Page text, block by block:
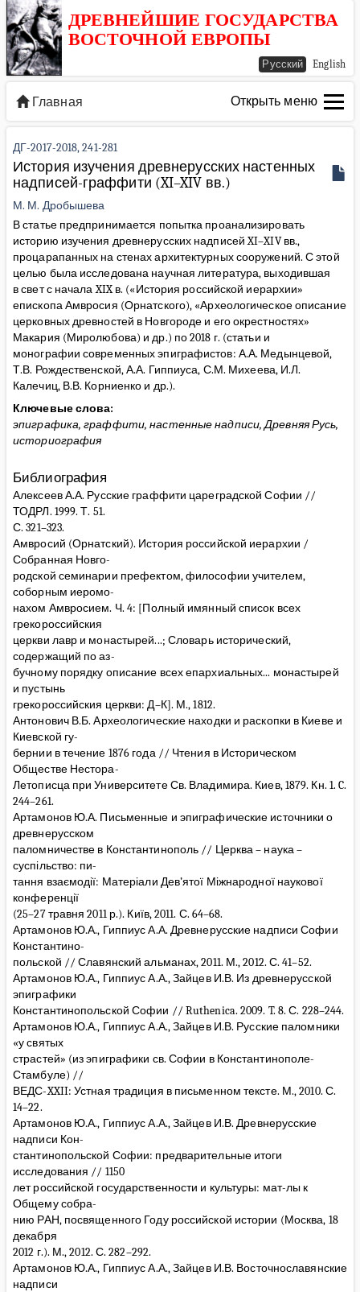
ДРЕВНЕЙШИЕ ГОСУДАРСТВА
ВОСТОЧНОЙ ЕВРОПЫ
Русский English
Главная Открыть меню
ДГ-2017-2018, 241-281
История изучения древнерусских настенных
надписей-граффити (XI–XIV вв.)
М. М. Дробышева
В статье предпринимается попытка проанализировать
историю изучения древнерусских надписей XI–XIV вв.,
процарапанных на стенах архитектурных сооружений. С этой
целью была исследована научная литература, выходившая
в свет с начала XIX в. («История российской иерархии»
епископа Амвросия (Орнатского), «Археологическое описание
церковных древностей в Новгороде и его окрестностях»
Макария (Миролюбова) и др.) по 2018 г. (статьи и
монографии современных эпиграфистов: А.А. Медынцевой,
Т.В. Рождественской, А.А. Гиппиуса, С.М. Михеева, И.Л.
Калечиц, В.В. Корниенко и др.).
Ключевые слова:
эпиграфика, граффити, настенные надписи, Древняя Русь,
историография
Библиография
Алексеев А.А. Русские граффити цареградской Софии //
ТОДРЛ. 1999. Т. 51.
С. 321–323.
Амвросий (Орнатский). История российской иерархии /
Собранная Новго-
родской семинарии префектом, философии учителем,
соборным иеромо-
нахом Амвросием. Ч. 4: [Полный имянный список всех
грекороссийския
церкви лавр и монастырей...; Словарь исторический,
содержащий по аз-
бучному порядку описание всех епархиальных... монастырей
и пустынь
грекороссийския церкви: Д–К]. М., 1812.
Антонович В.Б. Археологические находки и раскопки в Киеве и
Киевской гу-
бернии в течение 1876 года // Чтения в Историческом
Обществе Нестора-
Летописца при Университете Св. Владимира. Киев, 1879. Кн. 1. C.
244–261.
Артамонов Ю.А. Письменные и эпиграфические источники о
древнерусском
паломничестве в Константинополь // Церква – наука –
суспільство: пи-
тання взаємодії: Матеріали Дев’ятої Міжнародної наукової
конференції
(25–27 травня 2011 р.). Київ, 2011. С. 64–68.
Артамонов Ю.А., Гиппиус А.А. Древнерусские надписи Софии
Константино-
польской // Славянский альманах, 2011. М., 2012. С. 41–52.
Артамонов Ю.А., Гиппиус А.А., Зайцев И.В. Из древнерусской
эпиграфики
Константинопольской Софии // Ruthenica. 2009. T. 8. С. 228–244.
Артамонов Ю.А., Гиппиус А.А., Зайцев И.В. Русские паломники
«у святых
страстей» (из эпиграфики св. Софии в Константинополе-
Стамбуле) //
ВЕДС-XXII: Устная традиция в письменном тексте. М., 2010. С.
14–22.
Артамонов Ю.А., Гиппиус А.А., Зайцев И.В. Древнерусские
надписи Кон-
стантинопольской Софии: предварительные итоги
исследования // 1150
лет российской государственности и культуры: мат-лы к
Общему собра-
нию РАН, посвященного Году российской истории (Москва, 18
декабря
2012 г.). М., 2012. С. 282–292.
Артамонов Ю.А., Гиппиус А.А., Зайцев И.В. Восточнославянские
надписи